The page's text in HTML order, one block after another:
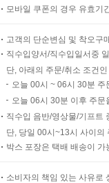
모바일 쿠폰의 경우 유효기
고객의 단순변심 및 착오구
직수입양서/직수입일서중
단, 아래의 주문/취소 조건
오늘 00시 ~ 06시 30분
오늘 06시 30분 이후 주
직수입 음반/영상물/기프트
단, 당일 00시~13시 사이의
박스 포장은 택배 배송이
소비자의 책임 있는 사유로